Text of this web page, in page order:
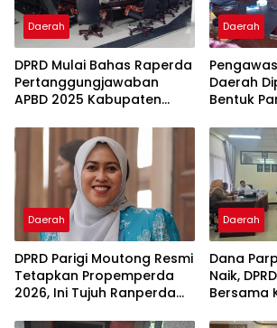
Daerah
DPRD Mulai Bahas Raperda
Pertanggungjawaban
APBD 2025 Kabupaten
Daerah
Daerah
Bentuk
Daerah
DPRD Parigi Moutong Resmi
Tetapkan Propemperda
2026, Ini Tujuh Ranperda
Daerah
Dana
Naik,
Bersama